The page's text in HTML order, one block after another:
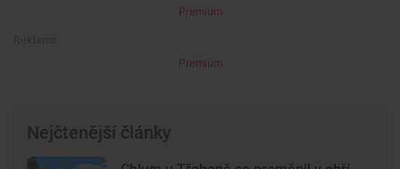
Premium
Premium
Nejčtenější články